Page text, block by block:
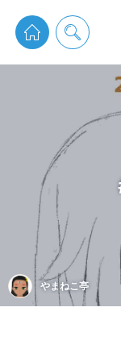
pixiv Sketchは2024年5
通知
やまねこ亭